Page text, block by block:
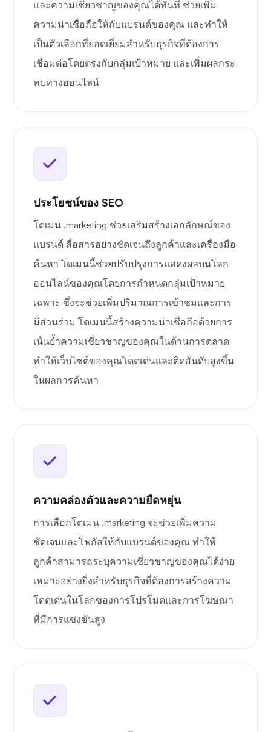
และความเชี่ยวชาญของคุณได้ทันที ช่วยเพิ่ม
ความน่าเชื่อถือให้กับแบรนด์ของคุณ และทำให้
เป็นตัวเลือกที่ยอดเยี่ยมสำหรับธุรกิจที่ต้องการ
เชื่อมต่อโดยตรงกับกลุ่มเป้าหมาย และเพิ่มผลกระ
ทบทางออนไลน์
ประโยชน์ของ SEO
โดเมน .marketing ช่วยเสริมสร้างเอกลักษณ์ของ
แบรนด์ สื่อสารอย่างชัดเจนถึงลูกค้าและเครื่องมือ
ค้นหา โดเมนนี้ช่วยปรับปรุงการแสดงผลบนโลก
ออนไลน์ของคุณโดยการกำหนดกลุ่มเป้าหมาย
เฉพาะ ซึ่งจะช่วยเพิ่มปริมาณการเข้าชมและการ
มีส่วนร่วม โดเมนนี้สร้างความน่าเชื่อถือด้วยการ
เน้นย้ำความเชี่ยวชาญของคุณในด้านการตลาด
ทำให้เว็บไซต์ของคุณโดดเด่นและติดอันดับสูงขึ้น
ในผลการค้นหา
ความคล่องตัวและความยืดหยุ่น
การเลือกโดเมน .marketing จะช่วยเพิ่มความ
ชัดเจนและโฟกัสให้กับแบรนด์ของคุณ ทำให้
ลูกค้าสามารถระบุความเชี่ยวชาญของคุณได้ง่าย
เหมาะอย่างยิ่งสำหรับธุรกิจที่ต้องการสร้างความ
โดดเด่นในโลกของการโปรโมตและการโฆษณา
ที่มีการแข่งขันสูง